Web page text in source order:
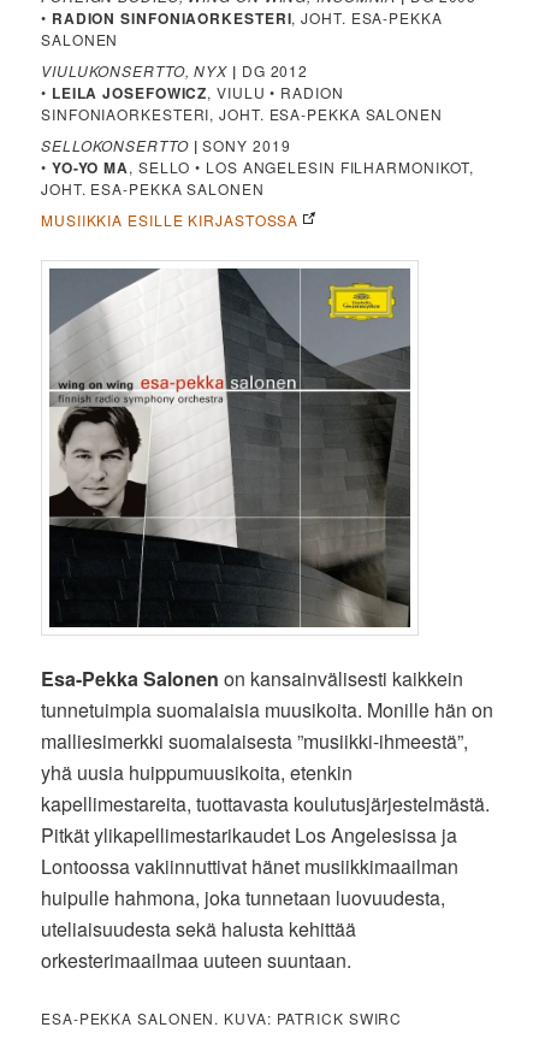
• RADION SINFONIAORKESTERI, JOHT. ESA-PEKKA
SALONEN
VIULUKONSERTTO, NYX | DG 2012
• LEILA JOSEFOWICZ, VIULU • RADION
SINFONIAORKESTERI, JOHT. ESA-PEKKA SALONEN
SELLOKONSERTTO | SONY 2019
• YO-YO MA, SELLO • LOS ANGELESIN FILHARMONIKOT,
JOHT. ESA-PEKKA SALONEN
MUSIIKKIA ESILLE KIRJASTOSSA
Esa-Pekka Salonen on kansainvälisesti kaikkein
tunnetuimpia suomalaisia muusikoita. Monille hän on
malliesimerkki suomalaisesta ”musiikki-ihmeestä”,
yhä uusia huippumuusikoita, etenkin
kapellimestareita, tuottavasta koulutusjärjestelmästä.
Pitkät ylikapellimestarikaudet Los Angelesissa ja
Lontoossa vakiinnuttivat hänet musiikkimaailman
huipulle hahmona, joka tunnetaan luovuudesta,
uteliaisuudesta sekä halusta kehittää
orkesterimaailmaa uuteen suuntaan.
ESA-PEKKA SALONEN. KUVA: PATRICK SWIRC